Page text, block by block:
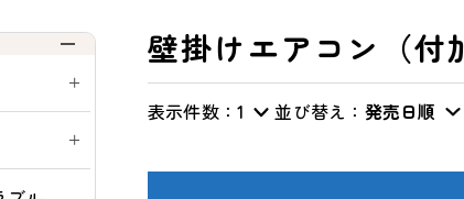
壁掛けエアコン（付
表示件数：1 並び替え： 発売日順
表ウ
通
通